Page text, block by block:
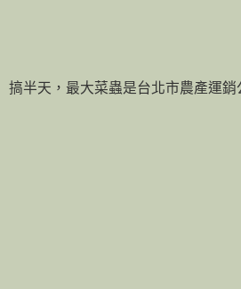
搞半天，最大菜蟲是台北市農產運銷